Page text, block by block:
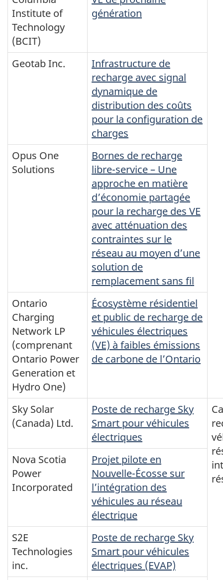
Institute of
Technology
(BCIT)
génération
Geotab Inc.
Infrastructure de
recharge avec signal
dynamique de
distribution des coûts
pour la configuration de
charges
Opus One
Solutions
Bornes de recharge
libre-service – Une
approche en matière
d’économie partagée
pour la recharge des VE
avec atténuation des
contraintes sur le
réseau au moyen d’une
solution de
remplacement sans fil
Ontario
Charging
Network LP
(comprenant
Ontario Power
Generation et
Hydro One)
Écosystème résidentiel
et public de recharge de
véhicules électriques
(VE) à faibles émissions
de carbone de l’Ontario
Sky Solar
(Canada) Ltd.
Poste de recharge Sky
Smart pour véhicules
électriques
Nova Scotia
Power
Incorporated
Projet pilote en
Nouvelle-Écosse sur
l’intégration des
véhicules au réseau
électrique
S2E
Technologies
inc.
Poste de recharge Sky
Smart pour véhicules
électriques (EVAP)